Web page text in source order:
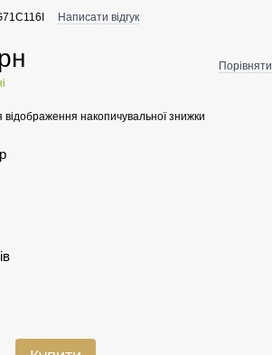
Написати відгук
Порівняти
відображення накопичувальної знижки